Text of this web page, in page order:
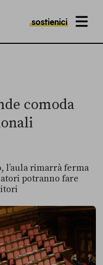
sostienici MENU
comoda
l’aula rimarrà ferma
potranno fare